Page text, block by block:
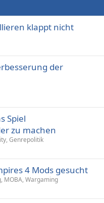
klappt nicht
der
Spiel
zu machen
Genrepolitik
4 Mods gesucht
MOBA, Wargaming